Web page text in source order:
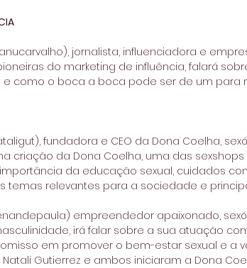
jornalista, influenciadora e
do marketing de influência, falará
como o boca a boca pode ser de um para
fundadora e CEO da Dona Coelha,
criação da Dona Coelha, uma das
da educação sexual, cuidados
temas relevantes para a sociedade e
empreendedor apaixonado,
irá falar sobre a sua atuação
em promover o bem-estar sexual e a
Gutierrez e ambos iniciaram a Dona